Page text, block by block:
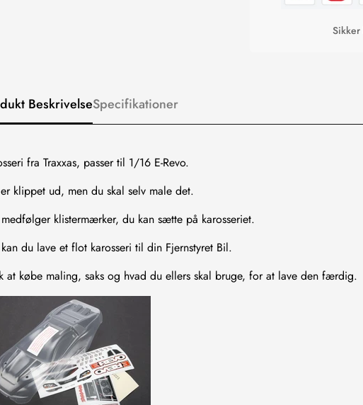
BeskrivelseSpecifikationer
fra Traxxas, passer til 1/16 E-Revo.
klippet ud, men du skal selv male det.
klistermærker, du kan sætte på karosseriet.
du lave et flot karosseri til din Fjernstyret Bil.
at købe maling, saks og hvad du ellers skal bruge, for at lave den færdig.